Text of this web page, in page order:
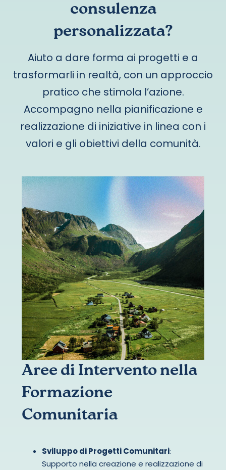
consulenza
personalizzata?
Aiuto a dare forma ai progetti e a
trasformarli in realtà, con un approccio
pratico che stimola l’azione.
Accompagno nella pianificazione e
realizzazione di iniziative in linea con i
valori e gli obiettivi della comunità.
Aree di Intervento nella
Formazione
Comunitaria
Sviluppo di Progetti Comunitari:
Supporto nella creazione e realizzazione di